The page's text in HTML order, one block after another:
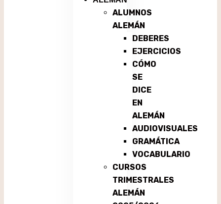
ALUMNOS
ALEMÁN
DEBERES
EJERCICIOS
CÓMO
SE
DICE
EN
ALEMÁN
AUDIOVISUALES
GRAMÁTICA
VOCABULARIO
CURSOS
TRIMESTRALES
ALEMÁN